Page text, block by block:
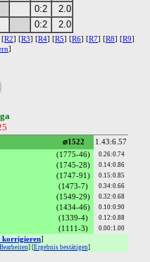
0:2
2.0
0:2 2.0
R2 R3 R4 R5 R6 R7 R8 R9
⌀1522
1.43:6.57
(1775-46) 0.26:0.74
(1745-28) 0.14:0.86
(1747-91) 0.15:0.85
(1473-7) 0.34:0.66
(1549-29) 0.32:0.68
(1434-46) 0.10:0.90
(1339-4) 0.12:0.88
(1111-3) 0.00:1.00
korrigieren
] [Ergebnis bestätigen]